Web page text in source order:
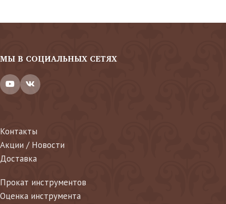
МЫ В СОЦИАЛЬНЫХ СЕТЯХ
Контакты
Акции / Новости
Доставка
Прокат инструментов
Оценка инструмента